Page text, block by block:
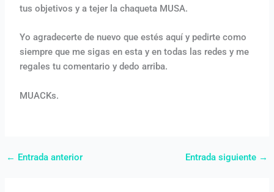
tus objetivos y a tejer la chaqueta MUSA.
Yo agradecerte de nuevo que estés aquí y pedirte como
siempre que me sigas en esta y en todas las redes y me
regales tu comentario y dedo arriba.
MUACKs.
← Entrada anterior Entrada siguiente →